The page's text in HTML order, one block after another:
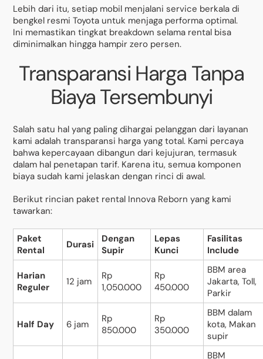
Lebih dari itu, setiap mobil menjalani service berkala di
bengkel resmi Toyota untuk menjaga performa optimal.
Ini memastikan tingkat breakdown selama rental bisa
diminimalkan hingga hampir zero persen.
Transparansi Harga Tanpa
Biaya Tersembunyi
Salah satu hal yang paling dihargai pelanggan dari layanan
kami adalah transparansi harga yang total. Kami percaya
bahwa kepercayaan dibangun dari kejujuran, termasuk
dalam hal penetapan tarif. Karena itu, semua komponen
biaya sudah kami jelaskan dengan rinci di awal.
Berikut rincian paket rental Innova Reborn yang kami
tawarkan:
Paket
Rental
Durasi
Dengan
Supir
Lepas
Kunci
Fasilitas
Include
Harian
Reguler
12 jam
Rp
1,050.000
Rp
450.000
BBM area
Jakarta, Toll,
Parkir
Half Day 6 jam
Rp
850.000
Rp
350.000
BBM dalam
kota, Makan
supir
BBM